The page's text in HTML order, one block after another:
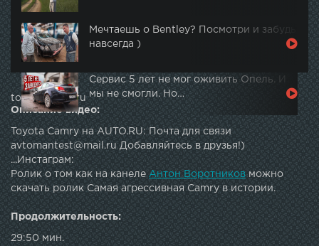
Мечтаешь о Bentley? Посмотри и забудь
навсегда )
Сервис 5 лет не мог оживить Опель. И
мы не смогли. Но…
topautotube.ru
Описание видео:
Toyota Camry на AUTO.RU: Почта для связи
avtomantest@mail.ru Добавляйтесь в друзья!)
...Инстаграм:
Ролик о том как на канелеАнтон Воротниковможно
скачать ролик Самая агрессивная Camry в истории.
Продолжительность:
29:50 мин.